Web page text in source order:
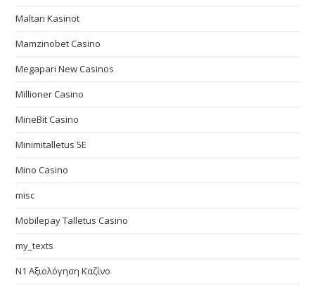
Maltan Kasinot
Mamzinobet Casino
Megapari New Casinos
Millioner Casino
MineBit Casino
Minimitalletus 5E
Mino Casino
misc
Mobilepay Talletus Casino
my_texts
N1 Αξιολόγηση Καζίνο